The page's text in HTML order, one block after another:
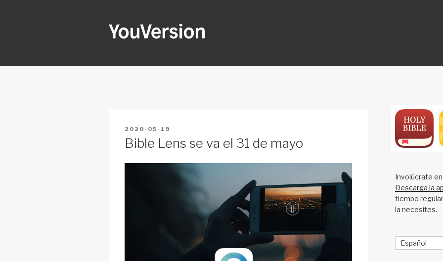
POSTED
2020-05-19
Bible Lens se va el 31 de mayo
Involúcrate
Descarga la
tiempo
la necesites.
Español